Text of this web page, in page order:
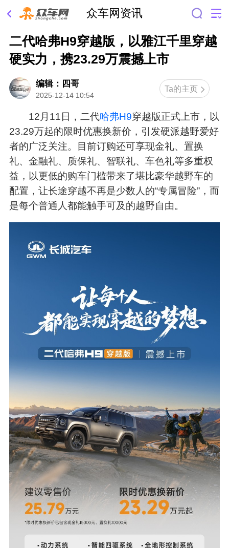
众车网资讯
二代哈弗H9穿越版，以雅江千里穿越
硬实力，携23.29万震撼上市
编辑：四哥
2025-12-14 10:54
Ta的主页
12月11日，二代哈弗H9穿越版正式上市，以
23.29万起的限时优惠换新价，引发硬派越野爱好
者的广泛关注。目前订购还可享现金礼、置换
礼、金融礼、质保礼、智联礼、车色礼等多重权
益，以更低的购车门槛带来了堪比豪华越野车的
配置，让长途穿越不再是少数人的“专属冒险”，而
是每个普通人都能触手可及的越野自由。